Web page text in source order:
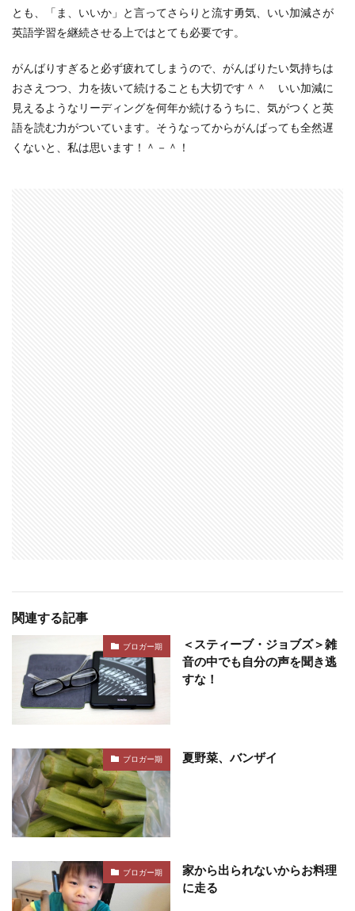
とも、「ま、いいか」と言ってさらりと流す勇気、いい加減さが
英語学習を継続させる上ではとても必要です。
がんばりすぎると必ず疲れてしまうので、がんばりたい気持ちは
おさえつつ、力を抜いて続けることも大切です＾＾ いい加減に
見えるようなリーディングを何年か続けるうちに、気がつくと英
語を読む力がついています。そうなってからがんばっても全然遅
くないと、私は思います！＾－＾！
関連する記事
ブロガー期
＜スティーブ・ジョブズ＞雑
音の中でも自分の声を聞き逃
すな！
ブロガー期 夏野菜、バンザイ
ブロガー期
家から出られないからお料理
に走る